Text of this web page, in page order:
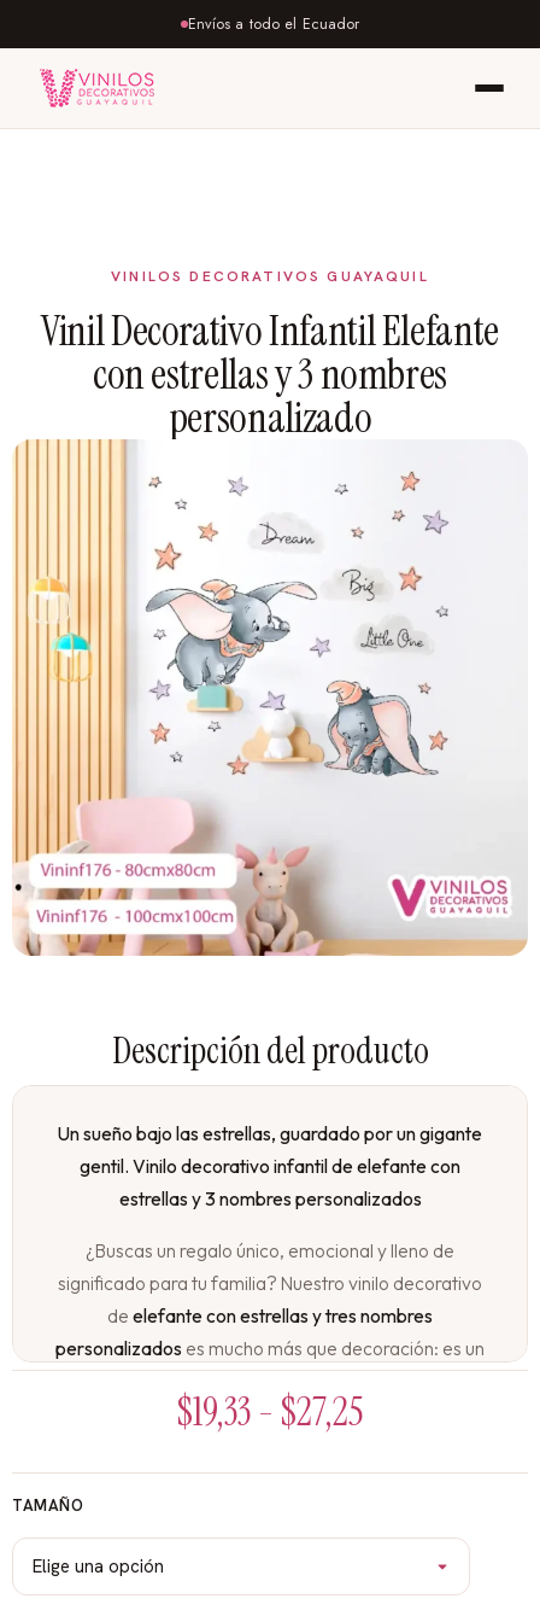
Envíos a todo el Ecuador
Vinil Decorativo Infantil Elefante
con estrellas y 3 nombres
personalizado
Un sueño bajo las estrellas, guardado por un gigante
gentil. Vinilo decorativo infantil de elefante con
estrellas y 3 nombres personalizados
¿Buscas un regalo único, emocional y lleno de
significado para tu familia? Nuestro vinilo decorativo
de elefante con estrellas y tres nombres
personalizados es mucho más que decoración: es un
para habitaciones de hermanos, mellizos, trillizos o
Un diseño celestial para tres pequeños soñadores:
Un tierno elefantito, símbolo de protección y buena
fortuna, descansa bajo un manto de estrellas brillantes
$19,33- $27,25
TAMAÑO